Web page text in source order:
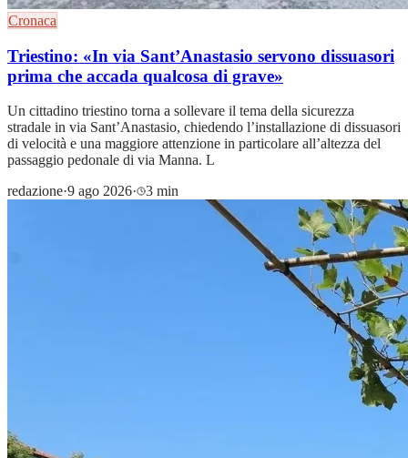
Cronaca
Triestino: «In via Sant’Anastasio servono dissuasori
prima che accada qualcosa di grave»
Un cittadino triestino torna a sollevare il tema della sicurezza
stradale in via Sant’Anastasio, chiedendo l’installazione di dissuasori
di velocità e una maggiore attenzione in particolare all’altezza del
passaggio pedonale di via Manna. L
redazione·9 ago 2026· 3 min